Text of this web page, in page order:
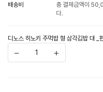
배송비
총 결제금액이
다.
디노스 히노키 주먹밥 형 삼각김밥 대 _